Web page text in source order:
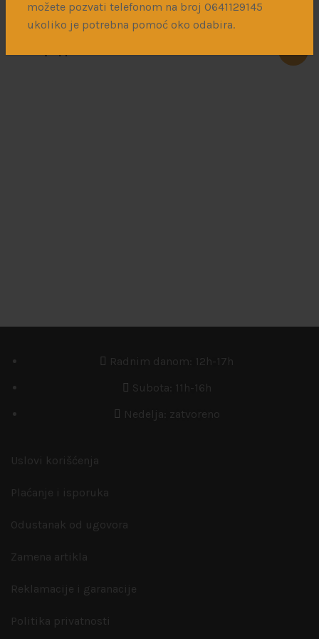
možete pozvati telefonom na broj 0641129145
ukoliko je potrebna pomoć oko odabira.
Italienfeldzug – German Tanks and Vehicles 43-45 vol.2
Radnim danom: 12h-17h
Subota: 11h-16h
Nedelja: zatvoreno
Uslovi korišćenja
Plaćanje i isporuka
Odustanak od ugovora
Zamena artikla
Reklamacije i garanacije
Politika privatnosti